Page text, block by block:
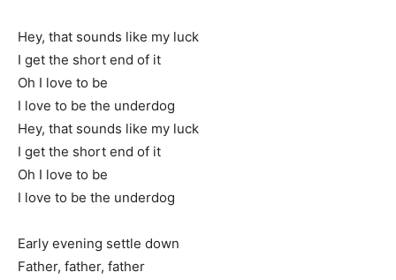
Hey, that sounds like my luck
I get the short end of it
Oh I love to be
I love to be the underdog
Hey, that sounds like my luck
I get the short end of it
Oh I love to be
I love to be the underdog
Early evening settle down
Father, father, father